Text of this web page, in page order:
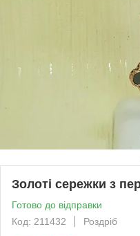
Золоті сережки з
Готово до відправки
Код: 211432
Роздріб